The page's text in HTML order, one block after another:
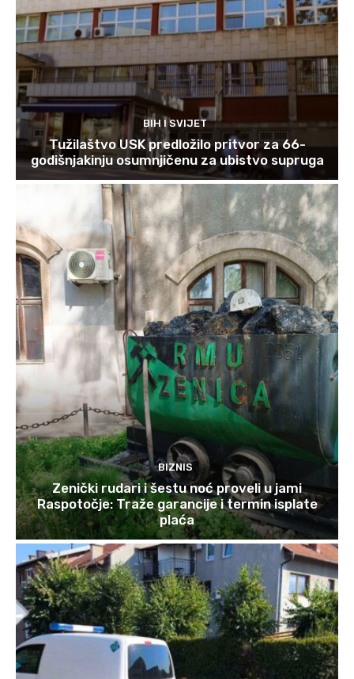
BIH I SVIJET
Tužilaštvo USK predložilo pritvor za 66-
godišnjakinju osumnjičenu za ubistvo supruga
BIZNIS
Zenički rudari i šestu noć proveli u jami
Raspotočje: Traže garancije i termin isplate
plaća